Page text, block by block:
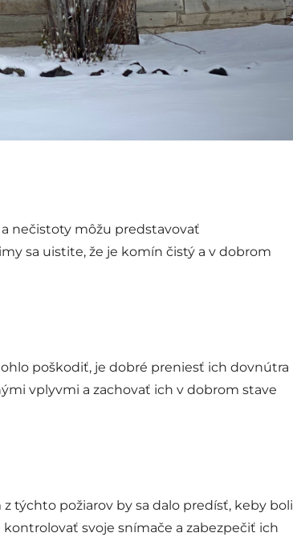
nečistoty môžu predstavovať
sa uistite, že je komín čistý a v dobrom
poškodiť, je dobré preniesť ich dovnútra
vplyvmi a zachovať ich v dobrom stave
týchto požiarov by sa dalo predísť, keby boli
svoje snímače a zabezpečiť ich